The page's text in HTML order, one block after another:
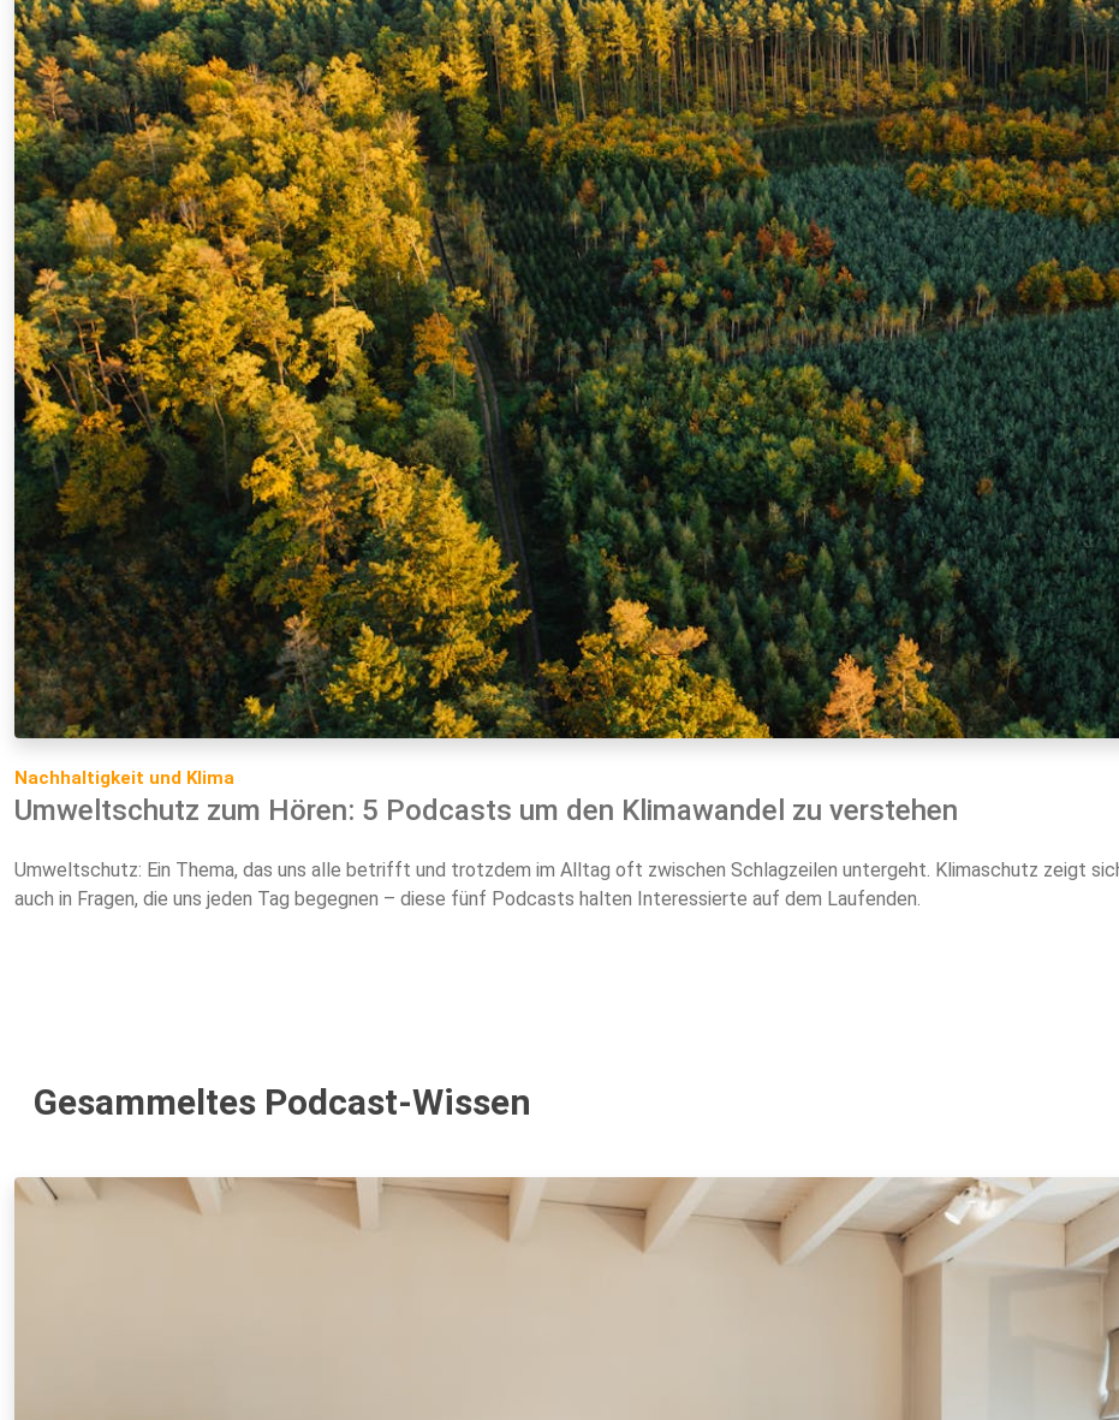
Nachhaltigkeit und Klima
Umweltschutz zum Hören: 5 Podcasts um den Klimawandel zu verstehen
Umweltschutz: Ein Thema, das uns alle betrifft und trotzdem im Alltag oft zwischen Schlagzeilen untergeht. Klimaschutz zeigt
auch in Fragen, die uns jeden Tag begegnen – diese fünf Podcasts halten Interessierte auf dem Laufenden.
Gesammeltes Podcast-Wissen